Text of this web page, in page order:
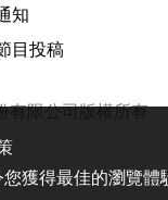
知
目投稿
有限公司版權所有
獲得最佳的瀏覽